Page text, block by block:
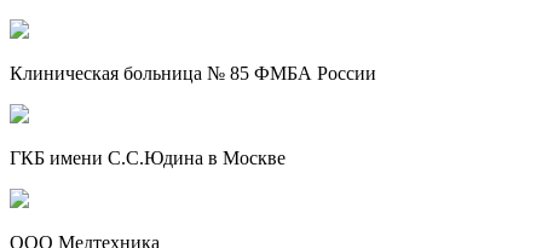
Клиническая больница № 85 ФМБА России
ГКБ имени С.С.Юдина в Москве
ООО Медтехника